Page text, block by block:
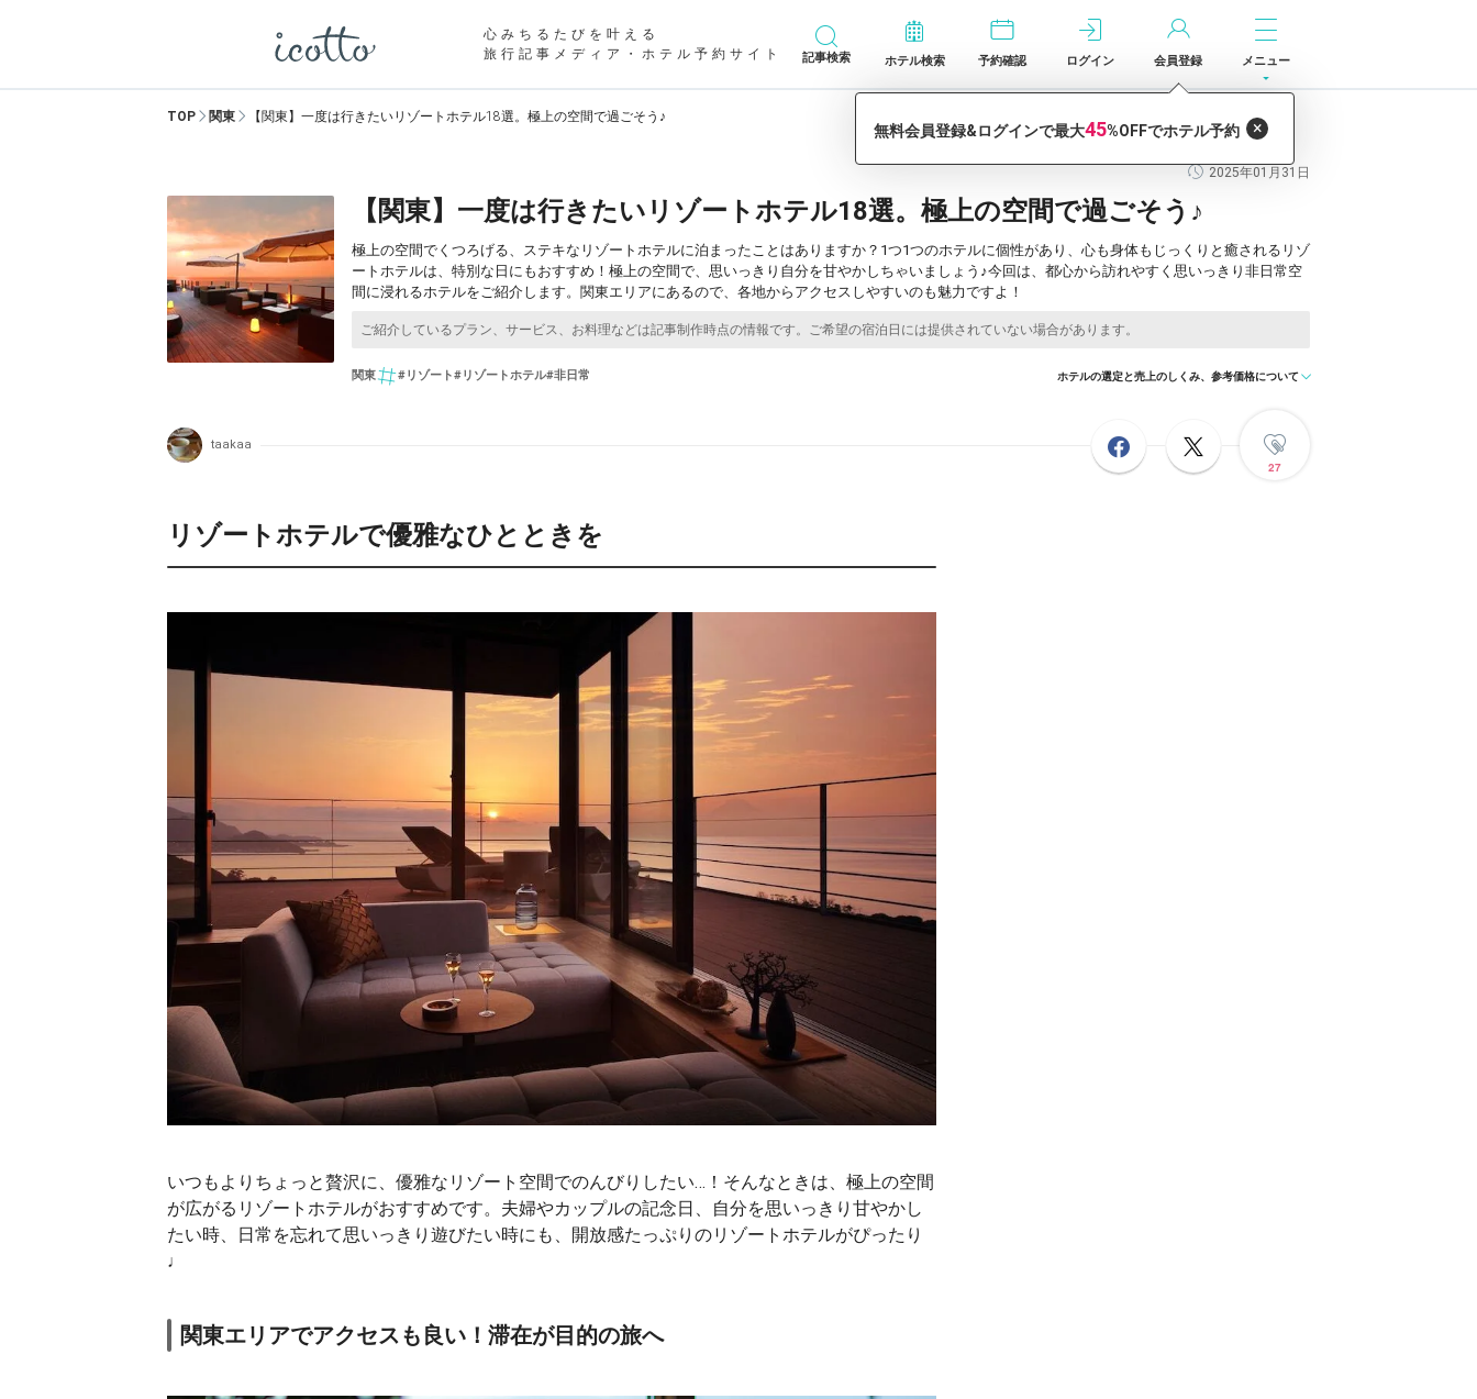
心みちるたびを叶える
旅行記事メディア・ホテル予約サイト
記事検索 ホテル検索 予約確認 ログイン 会員登録 メニュー
TOP 関東 【関東】一度は行きたいリゾートホテル18選。極上の空間で過ごそう♪
2025年01月31日
【関東】一度は行きたいリゾートホテル18選。極上の空間で過ごそう♪
極上の空間でくつろげる、ステキなリゾートホテルに泊まったことはありますか？1つ1つのホテルに個性があり、心も身体もじっくりと癒されるリゾ
ートホテルは、特別な日にもおすすめ！極上の空間で、思いっきり自分を甘やかしちゃいましょう♪今回は、都心から訪れやすく思いっきり非日常空
間に浸れるホテルをご紹介します。関東エリアにあるので、各地からアクセスしやすいのも魅力ですよ！
関東 #リゾート#リゾートホテル#非日常 ホテルの選定と売上のしくみ、参考価格について
taakaa
27
リゾートホテルで優雅なひとときを
いつもよりちょっと贅沢に、優雅なリゾート空間でのんびりしたい…！そんなときは、極上の空間
が広がるリゾートホテルがおすすめです。夫婦やカップルの記念日、自分を思いっきり甘やかし
たい時、日常を忘れて思いっきり遊びたい時にも、開放感たっぷりのリゾートホテルがぴったり
♩
関東エリアでアクセスも良い！滞在が目的の旅へ